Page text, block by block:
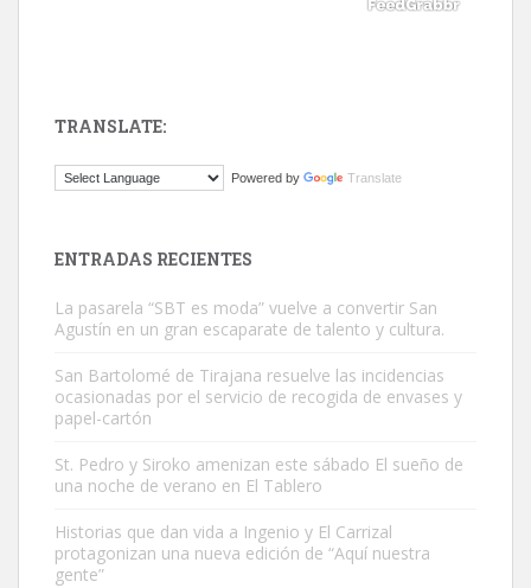
El ayuntamiento se va a llevar a Los Gatos callejeros de la zona los
Gato manso encontrado
Este gato macho ha aparecido en la calle hace menos de un mes,
es muy manso y extremadamente cari...
TRANSLATE:
Powered by Translate
ENTRADAS RECIENTES
La pasarela “SBT es moda” vuelve a convertir San
Agustín en un gran escaparate de talento y cultura.
San Bartolomé de Tirajana resuelve las incidencias
ocasionadas por el servicio de recogida de envases y
papel-cartón
St. Pedro y Siroko amenizan este sábado El sueño de
una noche de verano en El Tablero
Historias que dan vida a Ingenio y El Carrizal
protagonizan una nueva edición de “Aquí nuestra
gente”